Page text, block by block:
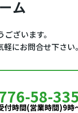
ム
ざいます。
軽にお問合せ下さい。
58-
付時間(営業時間)9時